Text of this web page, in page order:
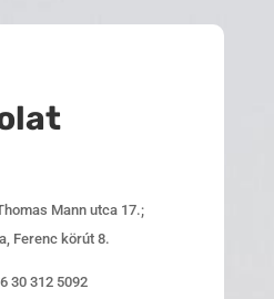
Mann utca 17.;
Ferenc körút 8.
30 312 5092